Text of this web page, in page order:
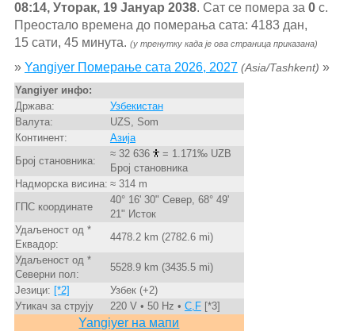
08:14, Уторак, 19 Јануар 2038. Сат се помера за 0с.
Преостало времена до померања сата: 4183 дан,
15 сати, 45 минута. (у тренутку када је ова страница приказана)
» Yangiyer Померање сата 2026, 2027 (Asia/Tashkent) »
Yangiyer инфо:
Држава:
Узбекистан
Валута:
UZS, Som
Континент:
Азија
Број становника:
≈ 32 636
= 1.171‰ UZB
Број становника
Надморска висина: ≈ 314 m
ГПС координате
40° 16' 30" Север, 68° 49'
21" Исток
Удаљеност од *
Еквадор:
4478.2 km (2782.6 mi)
Удаљеност од *
Северни пол:
5528.9 km (3435.5 mi)
Језици: [*2]
Узбек (+2)
Утикач за струју
220 V • 50 Hz • C,F[*3]
Yangiyer на мапи